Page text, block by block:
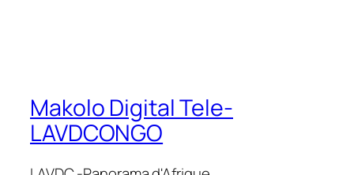
Makolo Digital Tele-
LAVDCONGO